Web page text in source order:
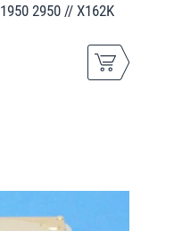
2950 // X162K